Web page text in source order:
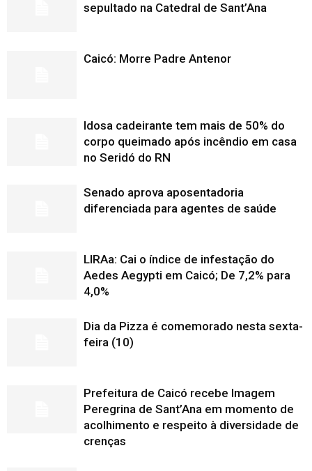
sepultado na Catedral de Sant’Ana
Caicó: Morre Padre Antenor
Idosa cadeirante tem mais de 50% do
corpo queimado após incêndio em casa
no Seridó do RN
Senado aprova aposentadoria
diferenciada para agentes de saúde
LIRAa: Cai o índice de infestação do
Aedes Aegypti em Caicó; De 7,2% para
4,0%
Dia da Pizza é comemorado nesta sexta-
feira (10)
Prefeitura de Caicó recebe Imagem
Peregrina de Sant’Ana em momento de
acolhimento e respeito à diversidade de
crenças